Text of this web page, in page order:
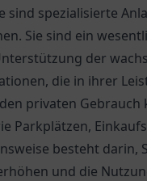
spezialisierte
Sie sind ein
der
die in ihrer
privaten
Parkplätzen,
besteht darin,
und die